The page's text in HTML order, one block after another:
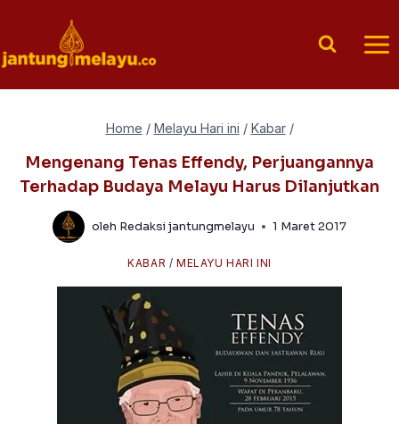
content
Home / Melayu Hari ini / Kabar /
Mengenang Tenas Effendy, Perjuangannya
Terhadap Budaya Melayu Harus Dilanjutkan
oleh Redaksi jantungmelayu 1 Maret 2017
KABAR / MELAYU HARI INI